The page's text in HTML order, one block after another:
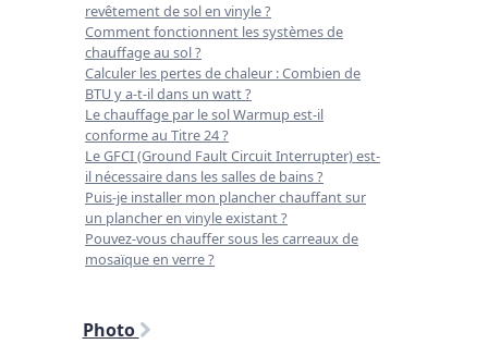
revêtement de sol en vinyle ?
Comment fonctionnent les systèmes de
chauffage au sol ?
Calculer les pertes de chaleur : Combien de
BTU y a-t-il dans un watt ?
Le chauffage par le sol Warmup est-il
conforme au Titre 24 ?
Le GFCI (Ground Fault Circuit Interrupter) est-
il nécessaire dans les salles de bains ?
Puis-je installer mon plancher chauffant sur
un plancher en vinyle existant ?
Pouvez-vous chauffer sous les carreaux de
mosaïque en verre ?
Photo